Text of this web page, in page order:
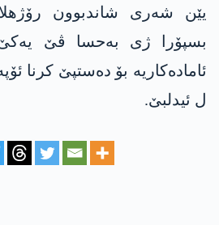
یێن شەری شاندبوون
بسپۆرا ژی بەحسا ڤێ
ئامادەکاریە بۆ دەستپێ کرنا
ل ئیدلبێ.